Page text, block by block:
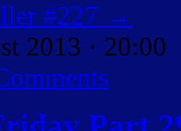
#227 →
2013 · 20:00